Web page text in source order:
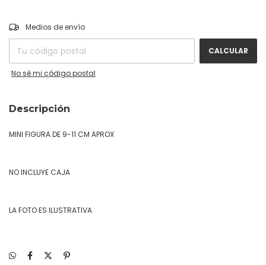
Entregas para el CP:
Medios de envío
CALCULAR
No sé mi código postal
Descripción
MINI FIGURA DE 9-11 CM APROX
NO INCLUYE CAJA
LA FOTO ES ILUSTRATIVA